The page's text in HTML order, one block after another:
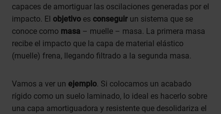
capaces de amortiguar las oscilaciones generadas por el
impacto. El objetivo es conseguir un sistema que se
conoce como masa – muelle – masa. La primera masa
recibe el impacto que la capa de material elástico
(muelle) frena, llegando filtrado a la segunda masa.
Vamos a ver un ejemplo. Si colocamos un acabado
rígido como un suelo laminado, lo ideal es hacerlo sobre
una capa amortiguadora y resistente que desolidariza el